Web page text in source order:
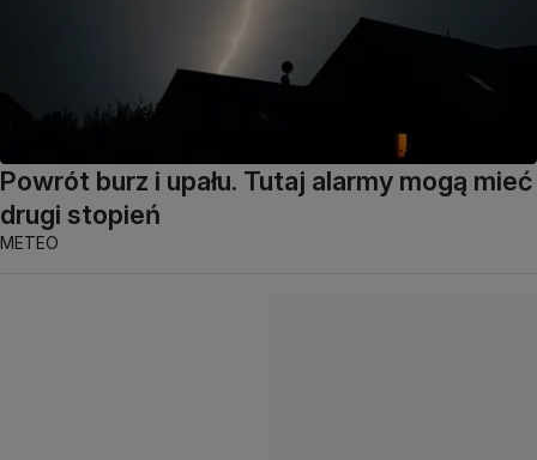
Powrót burz i upału. Tutaj alarmy mogą mieć
drugi stopień
METEO